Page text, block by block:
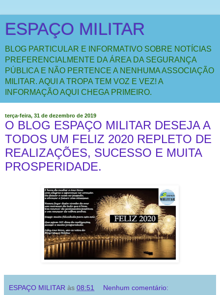
ESPAÇO MILITAR
BLOG PARTICULAR E INFORMATIVO SOBRE NOTÍCIAS
PREFERENCIALMENTE DA ÁREA DA SEGURANÇA
PÚBLICA E NÃO PERTENCE A NENHUMA ASSOCIAÇÃO
MILITAR. AQUI A TROPA TEM VOZ E VEZ! A
INFORMAÇÃO AQUI CHEGA PRIMEIRO.
terça-feira, 31 de dezembro de 2019
O BLOG ESPAÇO MILITAR DESEJA A
TODOS UM FELIZ 2020 REPLETO DE
REALIZAÇÕES, SUCESSO E MUITA
PROSPERIDADE.
ESPAÇO MILITAR às 08:51 Nenhum comentário: